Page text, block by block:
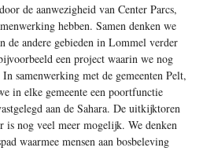
de aanwezigheid van Center Parcs,
hebben. Samen denken we
de andere gebieden in Lommel verder
een project waarin we nog
samenwerking met de gemeenten Pelt,
in elke gemeente een poortfunctie
aan de Sahara. De uitkijktoren
is nog veel meer mogelijk. We denken
waarmee mensen aan bosbeleving